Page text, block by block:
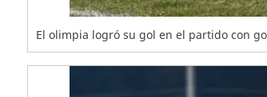
El olimpia logró su gol en el partido con